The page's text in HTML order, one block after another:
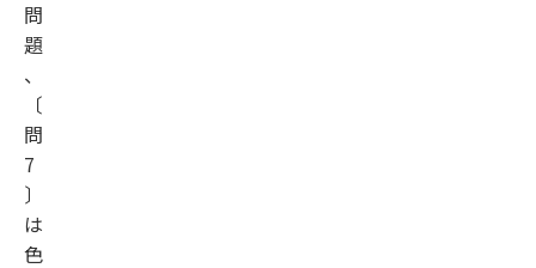
問
題
、
〔
問
7
〕
は
色